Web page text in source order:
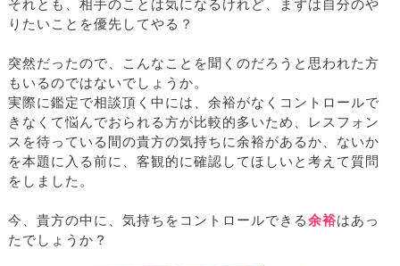
それとも、相手のことは気になるけれど、まずは自分のや
りたいことを優先してやる？
突然だったので、こんなことを聞くのだろうと思われた方
もいるのではないでしょうか。
実際に鑑定で相談頂く中には、余裕がなくコントロールで
きなくて悩んでおられる方が比較的多いため、レスフォン
スを待っている間の貴方の気持ちに余裕があるか、ないか
を本題に入る前に、客観的に確認してほしいと考えて質問
をしました。
今、貴方の中に、気持ちをコントロールできる余裕はあっ
たでしょうか？